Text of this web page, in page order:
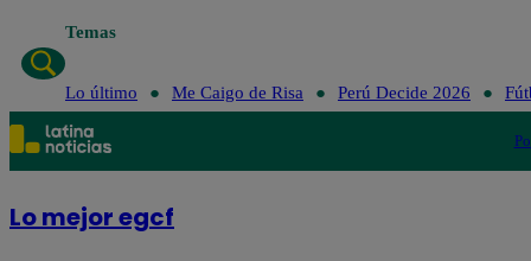
Temas
Lo último Me Caigo de Risa Perú Decide 2026
Lo mejor egcf